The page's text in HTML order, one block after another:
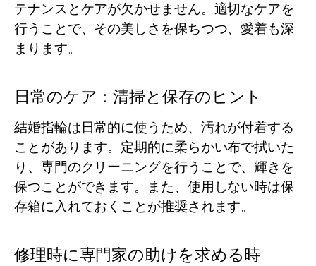
テナンスとケアが欠かせません。適切なケアを
行うことで、その美しさを保ちつつ、愛着も深
まります。
日常のケア：清掃と保存のヒント
結婚指輪は日常的に使うため、汚れが付着する
ことがあります。定期的に柔らかい布で拭いた
り、専門のクリーニングを行うことで、輝きを
保つことができます。また、使用しない時は保
存箱に入れておくことが推奨されます。
修理時に専門家の助けを求める時